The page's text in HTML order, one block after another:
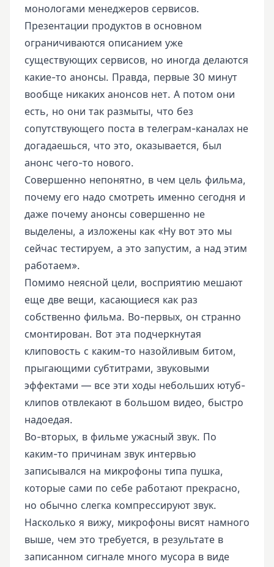
монологами менеджеров сервисов.
Презентации продуктов в основном
ограничиваются описанием уже
существующих сервисов, но иногда делаются
какие-то анонсы. Правда, первые 30 минут
вообще никаких анонсов нет. А потом они
есть, но они так размыты, что без
сопутствующего поста в телеграм-каналах не
догадаешься, что это, оказывается, был
анонс чего-то нового.
Совершенно непонятно, в чем цель фильма,
почему его надо смотреть именно сегодня и
даже почему анонсы совершенно не
выделены, а изложены как «Ну вот это мы
сейчас тестируем, а это запустим, а над этим
работаем».
Помимо неясной цели, восприятию мешают
еще две вещи, касающиеся как раз
собственно фильма. Во-первых, он странно
смонтирован. Вот эта подчеркнутая
клиповость с каким-то назойливым битом,
прыгающими субтитрами, звуковыми
эффектами — все эти ходы небольших ютуб-
клипов отвлекают в большом видео, быстро
надоедая.
Во-вторых, в фильме ужасный звук. По
каким-то причинам звук интервью
записывался на микрофоны типа пушка,
которые сами по себе работают прекрасно,
но обычно слегка компрессируют звук.
Насколько я вижу, микрофоны висят намного
выше, чем это требуется, в результате в
записанном сигнале много мусора в виде